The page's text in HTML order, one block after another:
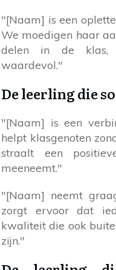
"[Naam] is een
We moedigen haar
delen in de klas,
waardevol."
De leerling die
"[Naam] is een
helpt klasgenoten
straalt een
meeneemt."
"[Naam] neemt
zorgt ervoor dat
kwaliteit die ook
zijn."